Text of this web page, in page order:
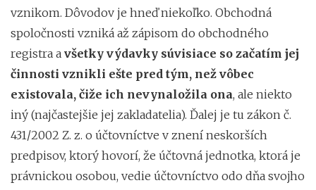
vznikom. Dôvodov je hneď niekoľko. Obchodná
spoločnosti vzniká až zápisom do obchodného
registra a všetky výdavky súvisiace so začatím jej
činnosti vznikli ešte pred tým, než vôbec
existovala, čiže ich nevynaložila ona, ale niekto
iný (najčastejšie jej zakladatelia). Ďalej je tu zákon č.
431/2002 Z. z. o účtovníctve v znení neskorších
predpisov, ktorý hovorí, že účtovná jednotka, ktorá je
právnickou osobou, vedie účtovníctvo odo dňa svojho